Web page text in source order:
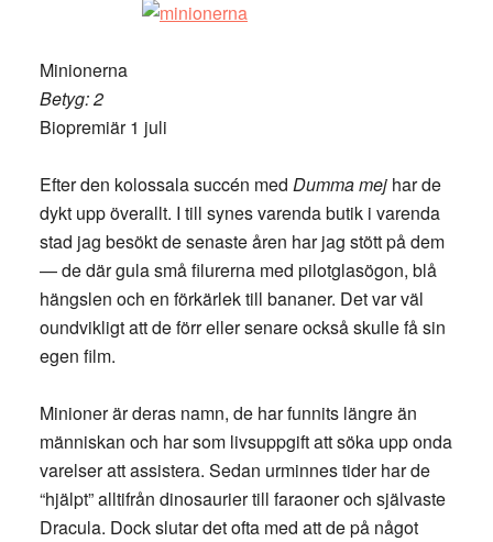
Minionerna
Betyg: 2
Biopremiär 1 juli
Efter den kolossala succén med Dumma mejhar de
dykt upp överallt. I till synes varenda butik i varenda
stad jag besökt de senaste åren har jag stött på dem
— de där gula små filurerna med pilotglasögon, blå
hängslen och en förkärlek till bananer. Det var väl
oundvikligt att de förr eller senare också skulle få sin
egen film.
Minioner är deras namn, de har funnits längre än
människan och har som livsuppgift att söka upp onda
varelser att assistera. Sedan urminnes tider har de
“hjälpt” alltifrån dinosaurier till faraoner och självaste
Dracula. Dock slutar det ofta med att de på något